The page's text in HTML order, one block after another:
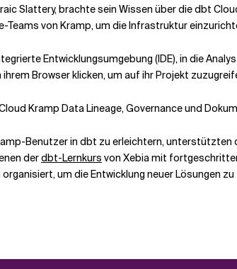
Slattery, brachte sein Wissen über die dbt
Teams von Kramp, um die Infrastruktur
Entwicklungsumgebung (IDE), in die
Browser klicken, um auf ihr Projekt
Kramp Data Lineage, Governance und
Benutzer in dbt zu erleichtern,
derdbt-Lernkurs von Xebia mit
um die Entwicklung neuer Lösungen